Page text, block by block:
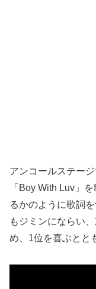
アンコールステージ
「Boy With Luv」
るかのように歌詞
もジミンにならい
め、1位を喜ぶとと